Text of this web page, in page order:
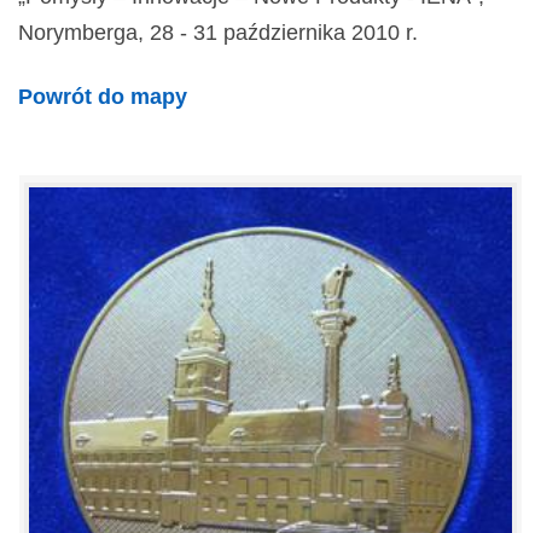
Norymberga, 28 - 31 października 2010 r.
Powrót do mapy